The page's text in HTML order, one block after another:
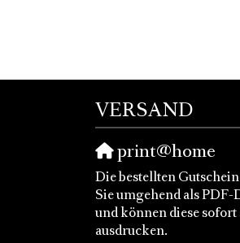
VERSAND
print@home
Die bestellten
Sie umgehend als
und können diese sofort
ausdrucken.